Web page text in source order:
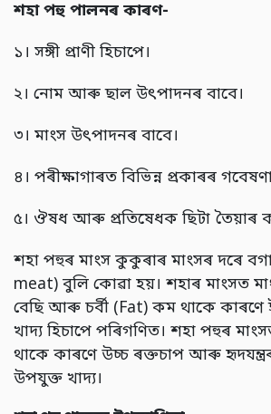
শহা পহু পালনৰ কাৰণ-
১। সঙ্গী প্ৰাণী হিচাপে।
২। নোম আৰু ছাল উৎপাদনৰ বাবে।
৩। মাংস উৎপাদনৰ বাবে।
৪। পৰীক্ষাগাৰত বিভিন্ন প্ৰকাৰৰ
৫। ঔষধ আৰু প্ৰতিষেধক ছিটা তৈয়াৰ
শহা পহুৰ মাংস কুকুৰাৰ মাংসৰ দৰে
meat) বুলি কোৱা হয়। শহাৰ মাংসত
বেছি আৰু চৰ্বী (Fat) কম থাকে কাৰণে
খাদ্য হিচাপে পৰিগণিত। শহা পহুৰ
থাকে কাৰণে উচ্চ ৰক্তচাপ আৰু
উপযুক্ত খাদ্য।